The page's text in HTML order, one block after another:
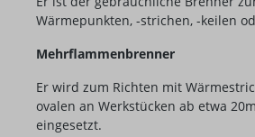
Wärmepunkten, -strichen, -keilen
Mehrflammenbrenner
Er wird zum Richten mit
ovalen an Werkstücken ab etwa
eingesetzt.